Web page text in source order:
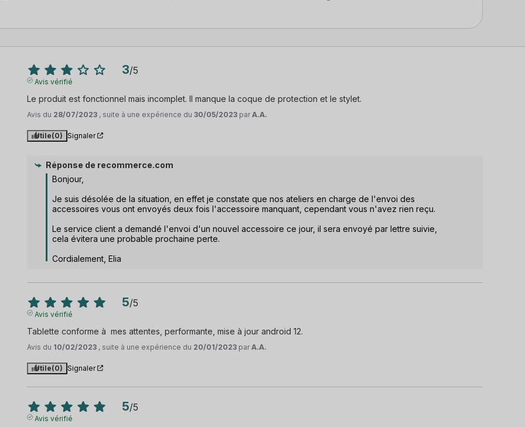
3/5
Avis vérifié
Le produit est fonctionnel mais incomplet. Il manque la coque de protection et le stylet.
Avis du 28/07/2023 , suite à une expérience du30/05/2023 parA.A.
Utile(0) Signaler
Réponse de recommerce.com
Bonjour,
Je suis désolée de la situation, en effet je constate que nos ateliers en charge de l'envoi des
accessoires vous ont envoyés deux fois l'accessoire manquant, cependant vous n'avez rien reçu.
Le service client a demandé l'envoi d'un nouvel accessoire ce jour, il sera envoyé par lettre suivie,
cela évitera une probable prochaine perte.
Cordialement, Elia
5/5
Avis vérifié
Tablette conforme à  mes attentes, performante, mise à jour android 12.
Avis du 10/02/2023 , suite à une expérience du 20/01/2023 parA.A.
Utile(0) Signaler
5/5
Avis vérifié